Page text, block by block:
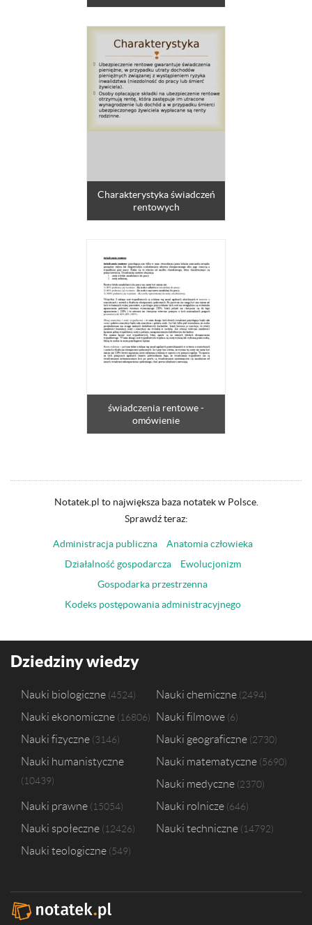
Charakterystyka świadczeń
rentowych
świadczenia rentowe -
omówienie
Notatek.pl to największa baza notatek w Polsce.
Sprawdź teraz:
Administracja publiczna
Anatomia człowieka
Działalność gospodarcza
Ewolucjonizm
Gospodarka przestrzenna
Kodeks postępowania administracyjnego
Dziedziny wiedzy
Nauki biologiczne 4524 Nauki chemiczne 2494
Nauki ekonomiczne 16806 Nauki filmowe 6
Nauki fizyczne 3146 Nauki geograficzne 2730
Nauki humanistyczne
10439
Nauki matematyczne 5690
Nauki medyczne 2370
Nauki prawne 15054 Nauki rolnicze 646
Nauki społeczne 12426 Nauki techniczne 14792
Nauki teologiczne 549